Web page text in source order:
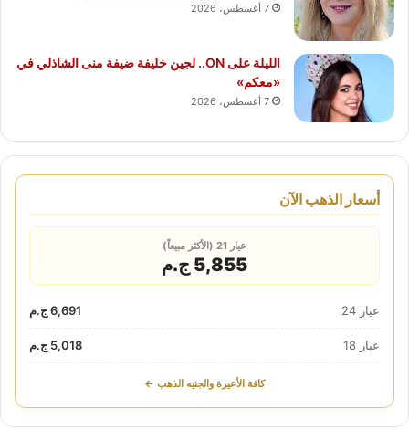
7 أغسطس، 2026
الليلة على ON.. لجين خليفة ضيفة منى الشاذلي في
«معكم»
7 أغسطس، 2026
أسعار الذهب الآن
عيار 21 (الأكثر مبيعاً)
5,855 ج.م
عيار 24 6,691 ج.م
عيار 18 5,018 ج.م
كافة الأعيرة والجنيه الذهب ←